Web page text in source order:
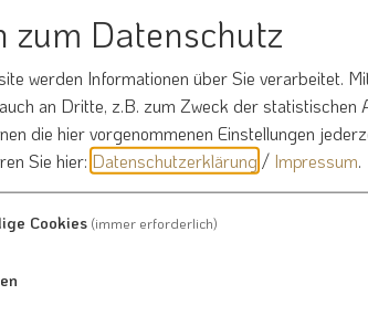
zum Datenschutz
werden Informationen über Sie verarbeitet.
an Dritte, z.B. zum Zweck der statistischen
die hier vorgenommenen Einstellungen
Sie hier: Datenschutzerklärung / Impressum.
Cookies (immer erforderlich)